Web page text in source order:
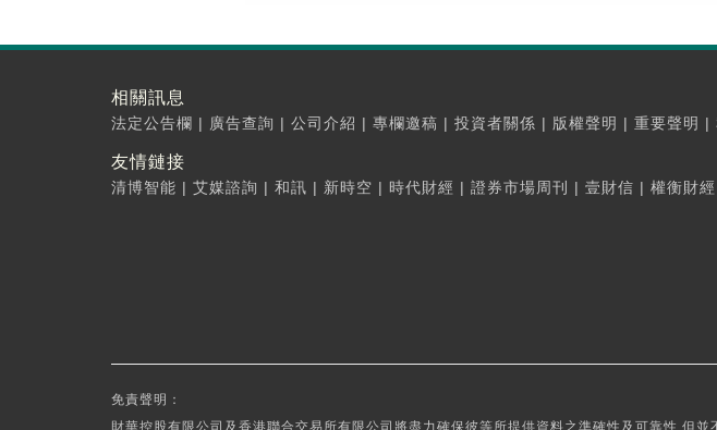
相關訊息
法定公告欄 | 廣告查詢 | 公司介紹 | 專欄邀稿 | 投資者關係 | 版權聲明 | 重要聲明 |
友情鏈接
清博智能 | 艾媒諮詢 | 和訊 | 新時空 | 時代財經 | 證券市場周刊 | 壹財信 | 權衡財經
免責聲明：